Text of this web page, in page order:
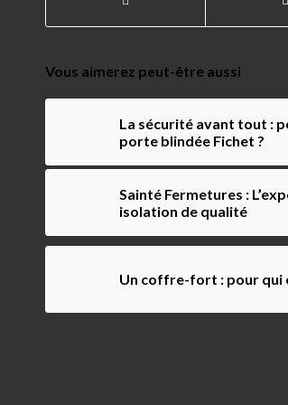
Vous aimerez peut-être aussi
La sécurité avant tout :
porte blindée Fichet ?
Sainté Fermetures :
isolation de qualité
Un coffre-fort : pour qui